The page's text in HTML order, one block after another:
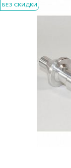
БЕЗ СКИДКИ